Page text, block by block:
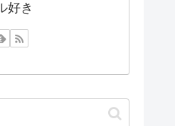
好き